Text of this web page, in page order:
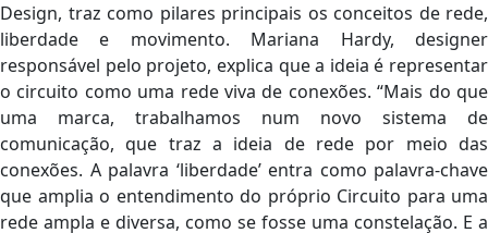
Design, traz como pilares principais os conceitos de rede,
liberdade e movimento. Mariana Hardy, designer
responsável pelo projeto, explica que a ideia é representar
o circuito como uma rede viva de conexões. “Mais do que
uma marca, trabalhamos num novo sistema de
comunicação, que traz a ideia de rede por meio das
conexões. A palavra ‘liberdade’ entra como palavra-chave
que amplia o entendimento do próprio Circuito para uma
rede ampla e diversa, como se fosse uma constelação. E a